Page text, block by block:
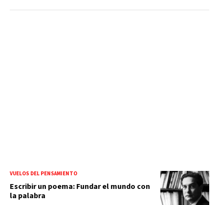
VUELOS DEL PENSAMIENTO
Escribir un poema: Fundar el mundo con
la palabra